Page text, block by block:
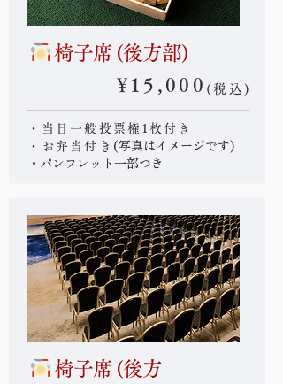
椅子席 (後方部)
¥15,000 (税込)
・当日一般投票権1 枚付き
・お弁当付き (写真はイメージです)
・パンフレット一部つき
椅子席 (後方